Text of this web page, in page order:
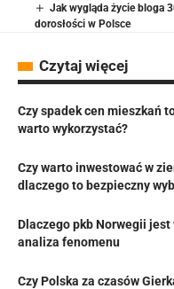
Jak wygląda życie bloga
dorosłości w Polsce
Czytaj więcej
Czy spadek cen mieszkań
warto wykorzystać?
Czy warto inwestować w
dlaczego to bezpieczny
Dlaczego pkb Norwegii
analiza fenomenu
Czy Polska za czasów